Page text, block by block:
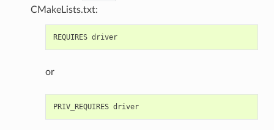
CMakeLists.txt:
REQUIRES driver
or
PRIV_REQUIRES driver